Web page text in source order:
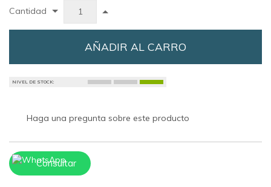
Cantidad
AÑADIR AL CARRO
NIVEL DE STOCK:
Haga una pregunta sobre este producto
Consultar